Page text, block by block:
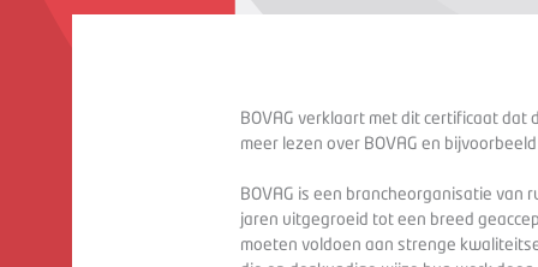
BOVAG verklaart met dit certificaat dat
meer lezen over BOVAG en
BOVAG is een brancheorganisatie van
jaren uitgegroeid tot een breed
moeten voldoen aan strenge